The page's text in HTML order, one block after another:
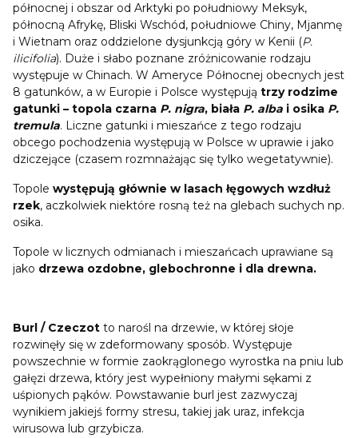
północnej i obszar od Arktyki po południowy Meksyk,
północną Afrykę, Bliski Wschód, południowe Chiny, Mjanmę
i Wietnam oraz oddzielone dysjunkcją góry w Kenii (P.
ilicifolia). Duże i słabo poznane zróżnicowanie rodzaju
występuje w Chinach. W Ameryce Północnej obecnych jest
8 gatunków, a w Europie i Polsce występują trzy rodzime
gatunki – topola czarna P. nigra, biała P. alba i osika P.
tremula. Liczne gatunki i mieszańce z tego rodzaju
obcego pochodzenia występują w Polsce w uprawie i jako
dziczejące (czasem rozmnażając się tylko wegetatywnie).
Topole występują głównie w lasach łęgowych wzdłuż
rzek, aczkolwiek niektóre rosną też na glebach suchych np.
osika.
Topole w licznych odmianach i mieszańcach uprawiane są
jako drzewa ozdobne, glebochronne i dla drewna.
Burl / Czeczot to narośl na drzewie, w której słoje
rozwinęły się w zdeformowany sposób. Występuje
powszechnie w formie zaokrąglonego wyrostka na pniu lub
gałęzi drzewa, który jest wypełniony małymi sękami z
uśpionych pąków. Powstawanie burl jest zazwyczaj
wynikiem jakiejś formy stresu, takiej jak uraz, infekcja
wirusowa lub grzybicza.